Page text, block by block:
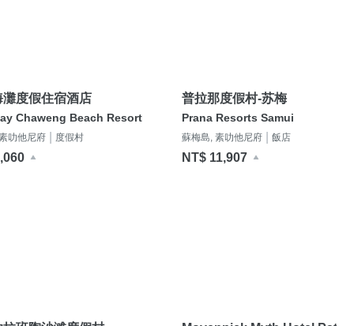
灘度假住宿酒店
Chaweng Beach Resort
叻他尼府 度假村
普拉那度假村-苏梅
Prana Resorts Samui
蘇梅島, 素叻他尼府 飯店
NT$ 11,907